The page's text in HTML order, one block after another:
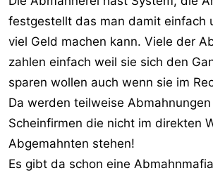
festgestellt das man damit einfach
viel Geld machen kann. Viele der
zahlen einfach weil sie sich den
sparen wollen auch wenn sie im
Da werden teilweise
Scheinfirmen die nicht im direkten
Abgemahnten stehen!
Es gibt da schon eine